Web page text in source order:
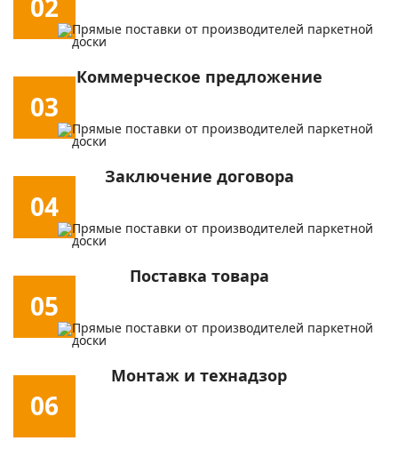
02
03
Коммерческое предложение
04
Заключение договора
05
Поставка товара
06
Монтаж и технадзор